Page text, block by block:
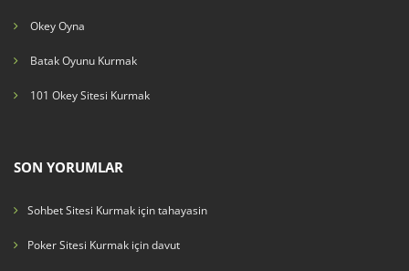
Okey Oyna
Batak Oyunu Kurmak
101 Okey Sitesi Kurmak
SON YORUMLAR
Sohbet Sitesi Kurmak içintahayasin
Poker Sitesi Kurmak içindavut